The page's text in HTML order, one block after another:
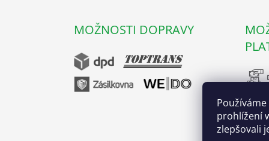
prohlížení
zlepšovali
MOŽNOSTI DOPRAVY